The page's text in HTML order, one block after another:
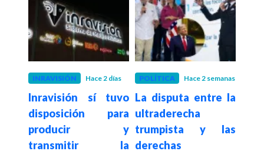
INRAVISIÓN Hace 2 días
Inravisión sí tuvo
disposición para
producir y
transmitir la
POLÍTICA Hace 2 semanas
La disputa entre la
ultraderecha
trumpista y las
derechas